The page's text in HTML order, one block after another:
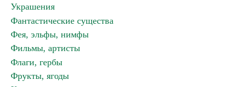
Украшения
Фантастические существа
Фея, эльфы, нимфы
Фильмы, артисты
Флаги, гербы
Фрукты, ягоды